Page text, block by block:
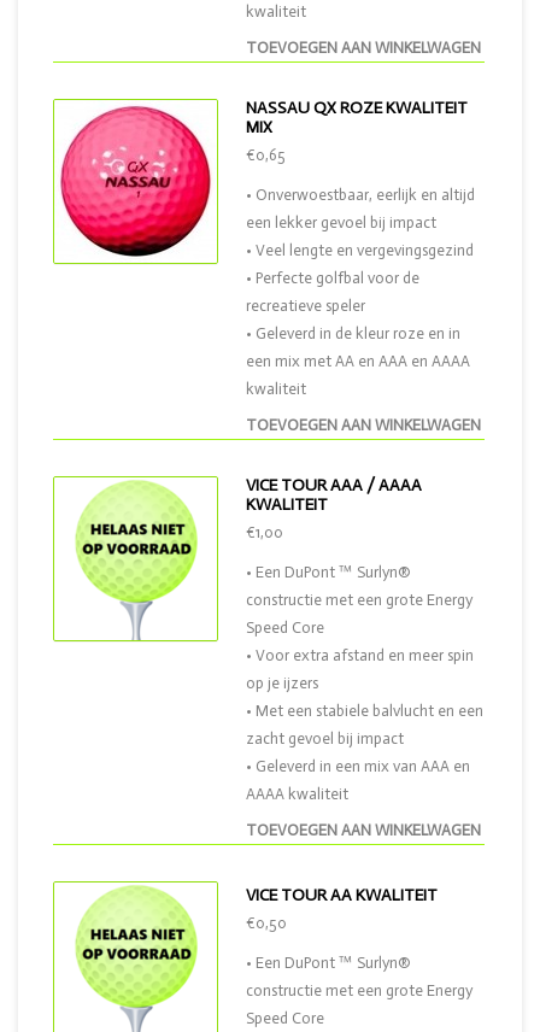
TOEVOEGEN AAN WINKELWAGEN
kwaliteit
NASSAU QX ROZE KWALITEIT
MIX
TOEVOEGEN AAN WINKELWAGEN
€0,65
• Onverwoestbaar, eerlijk en altijd
een lekker gevoel bij impact
• Veel lengte en vergevingsgezind
• Perfecte golfbal voor de
recreatieve speler
• Geleverd in de kleur roze en in
een mix met AA en AAA en AAAA
kwaliteit
VICE TOUR AAA / AAAA
KWALITEIT
TOEVOEGEN AAN WINKELWAGEN
€1,00
• Een DuPont ™ Surlyn®
constructie met een grote Energy
Speed Core
• Voor extra afstand en meer spin
op je ijzers
• Met een stabiele balvlucht en een
zacht gevoel bij impact
• Geleverd in een mix van AAA en
AAAA kwaliteit
VICE TOUR AA KWALITEIT
€0,50
• Een DuPont ™ Surlyn®
constructie met een grote Energy
Speed Core